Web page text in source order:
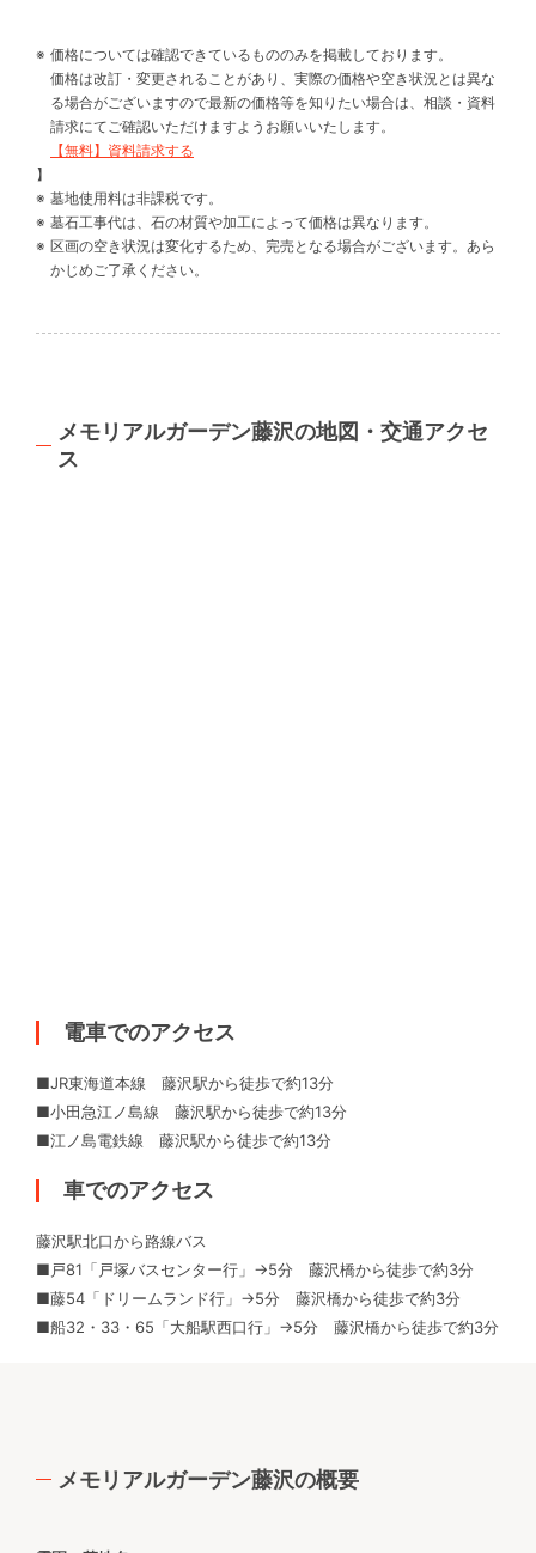
価格については確認できているもののみを掲載しております。
価格は改訂・変更されることがあり、実際の価格や空き状況とは異な
る場合がございますので最新の価格等を知りたい場合は、相談・資料
請求にてご確認いただけますようお願いいたします。
【無料】資料請求する
】
墓地使用料は非課税です。
墓石工事代は、石の材質や加工によって価格は異なります。
区画の空き状況は変化するため、完売となる場合がございます。あら
かじめご了承ください。
メモリアルガーデン藤沢の地図・交通アクセ
ス
電車でのアクセス
■JR東海道本線 藤沢駅から徒歩で約13分
■小田急江ノ島線 藤沢駅から徒歩で約13分
■江ノ島電鉄線 藤沢駅から徒歩で約13分
車でのアクセス
藤沢駅北口から路線バス
■戸81「戸塚バスセンター行」→5分 藤沢橋から徒歩で約3分
■藤54「ドリームランド行」→5分 藤沢橋から徒歩で約3分
■船32・33・65「大船駅西口行」→5分 藤沢橋から徒歩で約3分
メモリアルガーデン藤沢の概要